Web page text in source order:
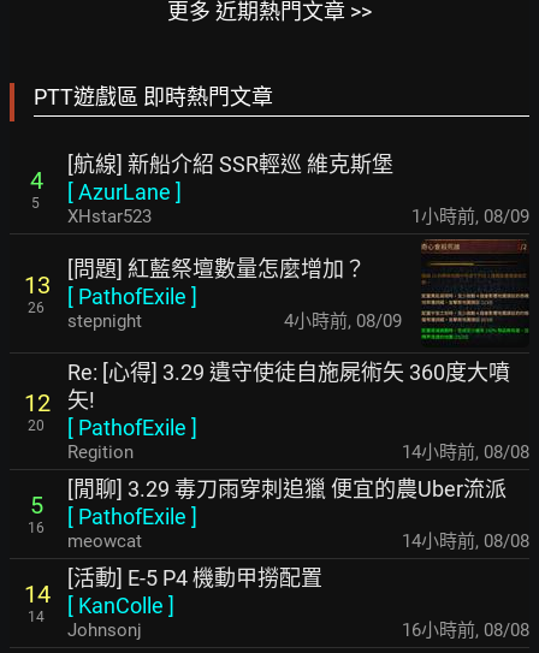
更多 近期熱門文章 >>
PTT遊戲區 即時熱門文章
4
5
[航線] 新船介紹 SSR輕巡 維克斯堡
[AzurLane ]
XHstar523 1小時前, 08/09
13
26
[問題] 紅藍祭壇數量怎麼增加？
[ PathofExile ]
stepnight 4小時前, 08/09
12
20
Re: [心得] 3.29 遺守使徒自施屍術矢 360度大噴
矢!
[ PathofExile ]
Regition 14小時前, 08/08
5
16
[閒聊] 3.29 毒刀雨穿刺追獵 便宜的農Uber流派
[ PathofExile ]
meowcat 14小時前, 08/08
14
14
[活動] E-5 P4 機動甲撈配置
[ KanColle ]
Johnsonj 16小時前, 08/08